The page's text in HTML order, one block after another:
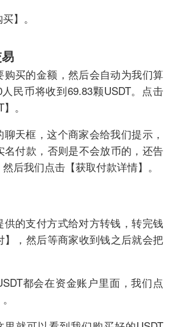
】。
购买的金额，然后会自动为我们算
民币将收到69.83颗USDT。点击
。
天框，这个商家会给我们提示，
名付款，否则是不会放币的，还告
后我们点击【获取付款详情】。
供的支付方式给对方转钱，转完钱
】，然后等商家收到钱之后就会把
都会在资金账户里面，我们点